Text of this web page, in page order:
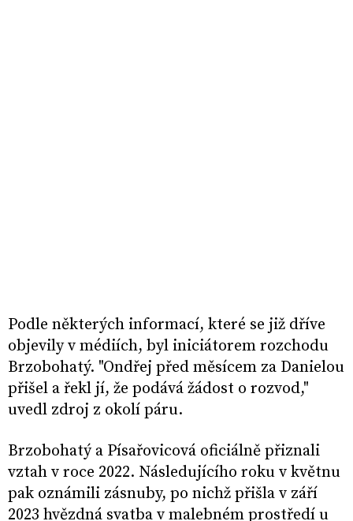
Podle některých informací, které se již dříve
objevily v médiích, byl iniciátorem rozchodu
Brzobohatý. "Ondřej před měsícem za Danielou
přišel a řekl jí, že podává žádost o rozvod,"
uvedl zdroj z okolí páru.
Brzobohatý a Písařovicová oficiálně přiznali
vztah v roce 2022. Následujícího roku v květnu
pak oznámili zásnuby, po nichž přišla v září
2023 hvězdná svatba v malebném prostředí u